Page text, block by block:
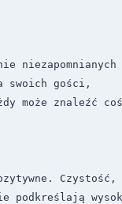
niezapomnianych
swoich gości,
może znaleźć coś
Czystość,
podkreślają